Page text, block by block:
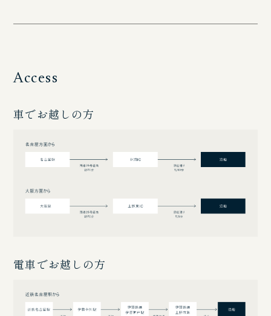
Access
車でお越しの方
電車でお越しの方